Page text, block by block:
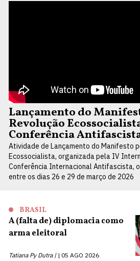
Lançamento do
Revolução
Conferência
Atividade de Lançamento do Manifesto
Ecossocialista, organizada pela IV
Conferência Internacional Antifascista,
entre os dias 26 e 29 de março de 2026
BRASIL
A (falta de) diplomacia como
arma eleitoral
Tatiana Py Dutra | 05 AGO 2026